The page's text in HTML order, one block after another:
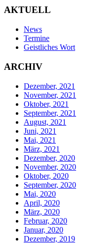
AKTUELL
News
Termine
Geistliches Wort
ARCHIV
Dezember, 2021
November, 2021
Oktober, 2021
September, 2021
August, 2021
Juni, 2021
Mai, 2021
März, 2021
Dezember, 2020
November, 2020
Oktober, 2020
September, 2020
Mai, 2020
April, 2020
März, 2020
Februar, 2020
Januar, 2020
Dezember, 2019